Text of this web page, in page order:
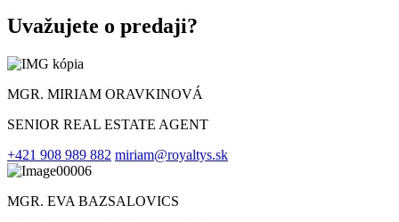
Uvažujete o predaji?
MGR. MIRIAM ORAVKINOVÁ
SENIOR REAL ESTATE AGENT
+421 908 989 882 miriam@royaltys.sk
MGR. EVA BAZSALOVICS